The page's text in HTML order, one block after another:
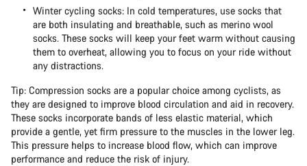
Winter cycling socks: In cold temperatures, use socks that
are both insulating and breathable, such as merino wool
socks. These socks will keep your feet warm without causing
them to overheat, allowing you to focus on your ride without
any distractions.
Tip: Compression socks are a popular choice among cyclists, as
they are designed to improve blood circulation and aid in recovery.
These socks incorporate bands of less elastic material, which
provide a gentle, yet firm pressure to the muscles in the lower leg.
This pressure helps to increase blood flow, which can improve
performance and reduce the risk of injury.